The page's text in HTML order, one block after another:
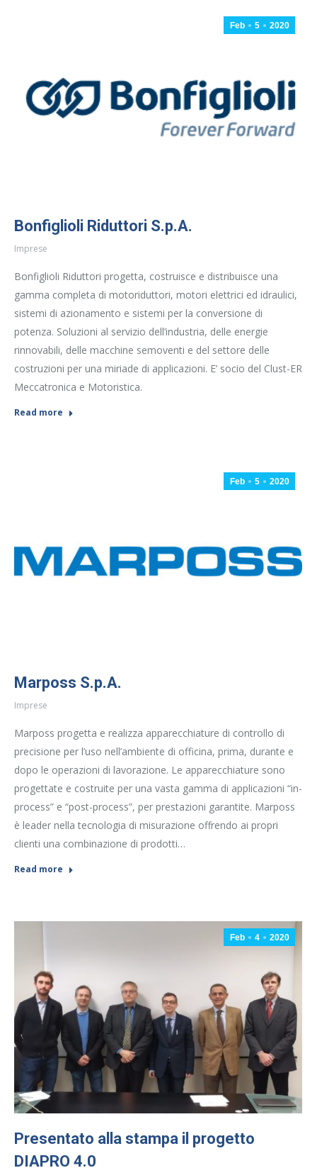
Feb 5 2020
Bonfiglioli Riduttori S.p.A.
Imprese
Bonfiglioli Riduttori progetta, costruisce e distribuisce una
gamma completa di motoriduttori, motori elettrici ed idraulici,
sistemi di azionamento e sistemi per la conversione di
potenza. Soluzioni al servizio dell’industria, delle energie
rinnovabili, delle macchine semoventi e del settore delle
costruzioni per una miriade di applicazioni. E’ socio del Clust-ER
Meccatronica e Motoristica.
Read more
Feb 5 2020
Marposs S.p.A.
Imprese
Marposs progetta e realizza apparecchiature di controllo di
precisione per l’uso nell’ambiente di officina, prima, durante e
dopo le operazioni di lavorazione. Le apparecchiature sono
progettate e costruite per una vasta gamma di applicazioni “in-
process” e “post-process”, per prestazioni garantite. Marposs
è leader nella tecnologia di misurazione offrendo ai propri
clienti una combinazione di prodotti…
Read more
Feb 4 2020
Presentato alla stampa il progetto
DIAPRO 4.0